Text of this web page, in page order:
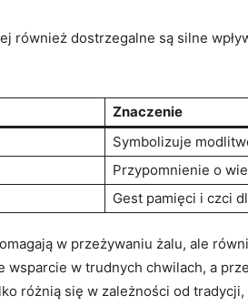
również dostrzegalne są silne
Znaczenie
Symbolizuje
Przypomnienie o
Gest pamięci i czci
w przeżywaniu żalu, ale
wsparcie w trudnych chwilach, a
różnią się w zależności od